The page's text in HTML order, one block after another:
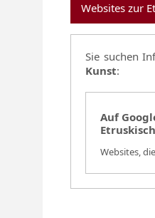
Websites zur
Sie suchen
Kunst:
Auf
Websites,